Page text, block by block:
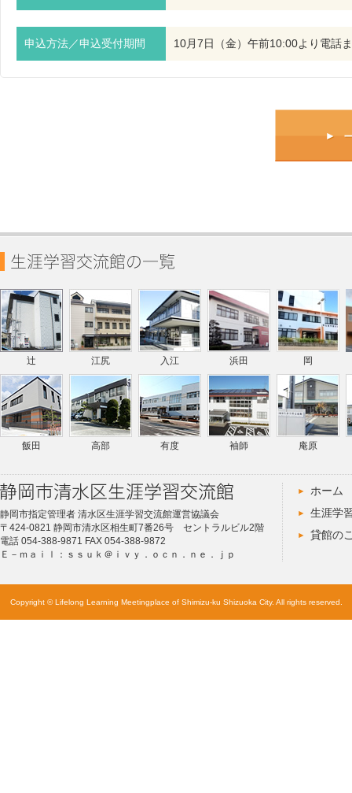
申込方法／申込受付期間 10月7日（金）午前10:00より電話
辻 江尻 入江 浜田 岡
飯田 高部 有度 袖師 庵原
静岡市指定管理者 清水区生涯学習交流館運営協議会
〒424-0821 静岡市清水区相生町7番26号 セントラルビル2階
電話 054-388-9871 FAX 054-388-9872
Ｅ－ｍａｉｌ：ｓｓｕｋ＠ｉｖｙ．ｏｃｎ．ｎｅ．ｊｐ
ホーム
生涯学
貸館の
Copyright © Lifelong Learning Meetingplace of Shimizu-ku Shizuoka City. All rights reserved.